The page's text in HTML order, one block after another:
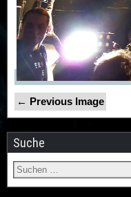
← Previous Image
Suche